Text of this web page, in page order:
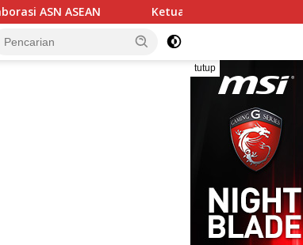
Ketua DPC BPPKB Banten HDS Serahkan SK
tutup